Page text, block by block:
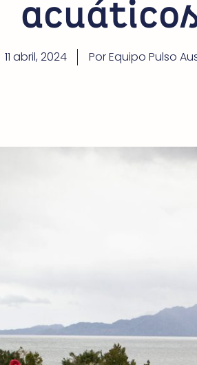
11 abril, 2024 PorEquipo Pulso